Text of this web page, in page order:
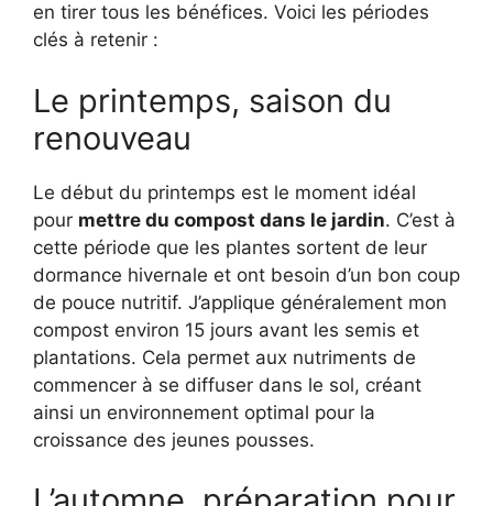
en tirer tous les bénéfices. Voici les périodes
clés à retenir :
Le printemps, saison du
renouveau
Le début du printemps est le moment idéal
pour mettre du compost dans le jardin. C’est à
cette période que les plantes sortent de leur
dormance hivernale et ont besoin d’un bon coup
de pouce nutritif. J’applique généralement mon
compost environ 15 jours avant les semis et
plantations. Cela permet aux nutriments de
commencer à se diffuser dans le sol, créant
ainsi un environnement optimal pour la
croissance des jeunes pousses.